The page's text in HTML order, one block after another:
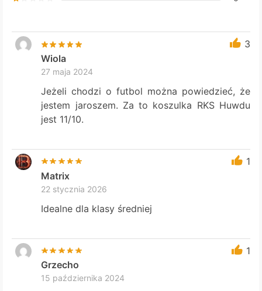
3
Wiola
27 maja 2024
Jeżeli chodzi o futbol można powiedzieć, że
jestem jaroszem. Za to koszulka RKS Huwdu
jest 11/10.
1
Matrix
22 stycznia 2026
Idealne dla klasy średniej
1
Grzecho
15 października 2024